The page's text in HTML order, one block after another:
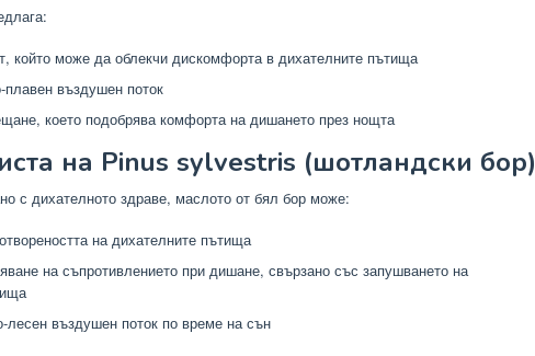
може да облекчи дискомфорта в дихателните пътища
въздушен поток
което подобрява комфорта на дишането през нощта
на Pinus sylvestris (шотландски бор)
с дихателното здраве, маслото от бял бор може:
на дихателните пътища
на съпротивлението при дишане, свързано със запушването на
лесен въздушен поток по време на сън